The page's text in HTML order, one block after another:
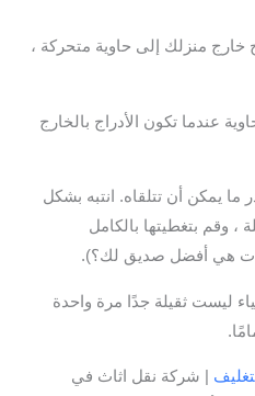
خارج منزلك إلى حاوية متحركة ،
عندما تكون الأدراج بالخارج
ما يمكن أن تتلقاه. انتبه بشكل
، وقم بتغطيتها بالكامل
هي أفضل صديق لك؟).
ليست ثقيلة جدًا مرة واحدة
| شركة نقل اثاث في